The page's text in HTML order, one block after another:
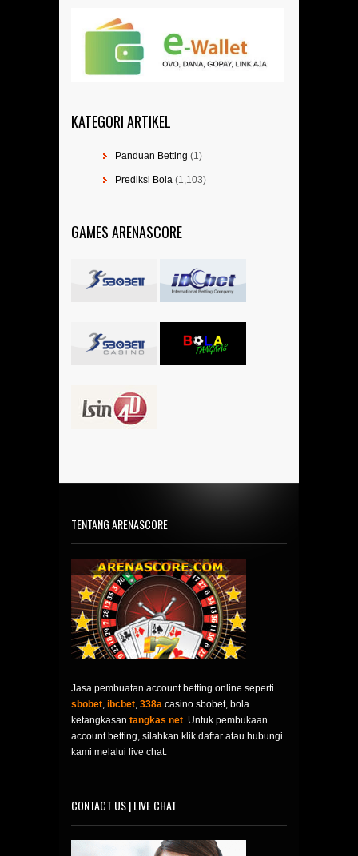
KATEGORI ARTIKEL
Panduan Betting (1)
Prediksi Bola (1,103)
GAMES ARENASCORE
TENTANG ARENASCORE
Jasa pembuatan account betting online seperti
sbobet, ibcbet, 338a casino sbobet, bola
ketangkasan tangkas net. Untuk pembukaan
account betting, silahkan klik daftar atau hubungi
kami melalui live chat.
CONTACT US | LIVE CHAT